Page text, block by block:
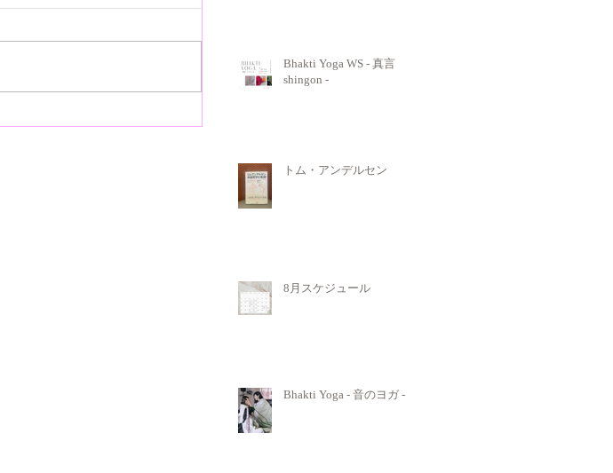
Bhakti Yoga WS - 真言
shingon -
トム・アンデルセン
8月スケジュール
Bhakti Yoga - 音のヨガ -